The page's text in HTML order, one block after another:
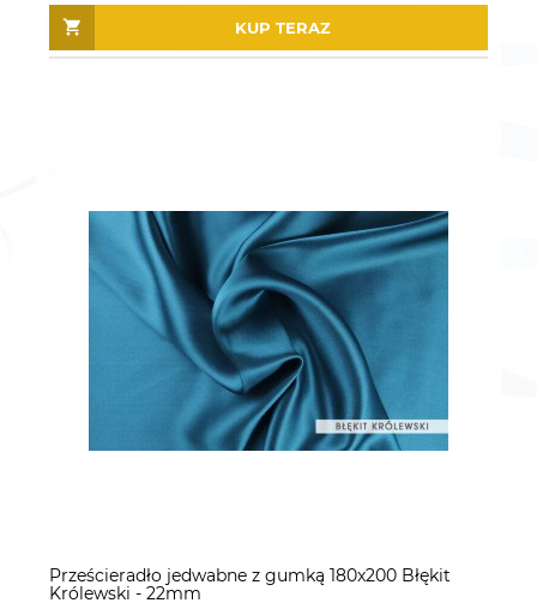
KUP TERAZ
Prześcieradło jedwabne z gumką 180x200 Błękit
Królewski - 22mm